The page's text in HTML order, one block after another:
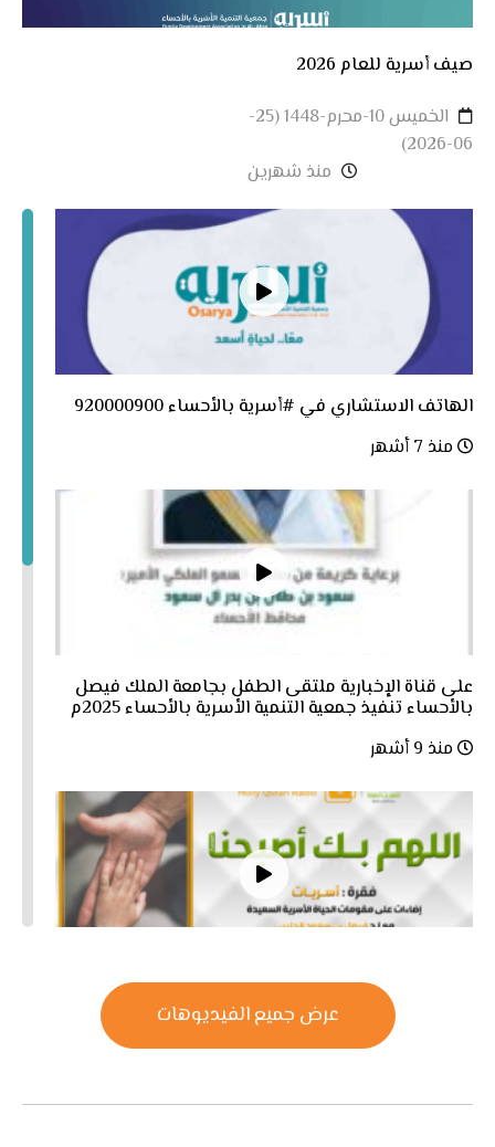
صيف أسرية للعام 2026
الخميس 10-محرم-1448 (25-
06-2026)
منذ شهرين
الهاتف الاستشاري في #أسرية بالأحساء 920000900
منذ 7 أشهر
على قناة الإخبارية ملتقى الطفل بجامعة الملك فيصل
بالأحساء تنفيذ جمعية التنمية الأسرية بالأحساء 2025م
منذ 9 أشهر
فقرة أسريّات: الحوار الأسري
عرض جميع الفيديوهات